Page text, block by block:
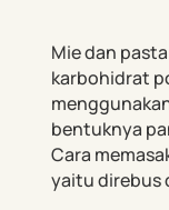
Mie dan
karbohidrat
bentuknya
Cara
yaitu direbus